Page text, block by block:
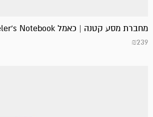
מחברת מסע קטנה | כאמל Traveler's Notebook
₪239